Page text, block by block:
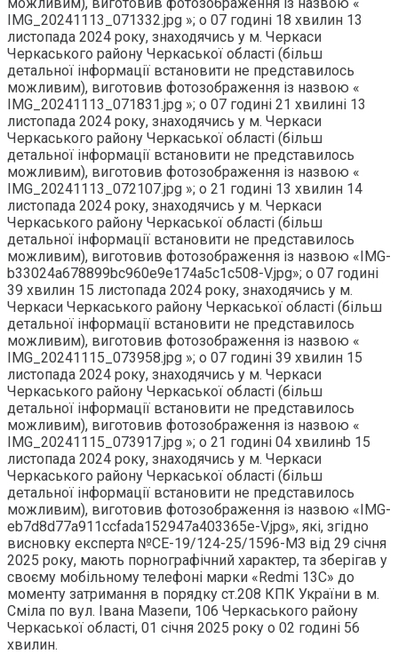
IMG_20241113_071332.jpg »; о 07 годині 18 хвилин 13
листопада 2024 року, знаходячись у м. Черкаси
Черкаського району Черкаської області (більш
детальної інформації встановити не представилось
можливим), виготовив фотозображення із назвою «
IMG_20241113_071831.jpg »; о 07 годині 21 хвилині 13
листопада 2024 року, знаходячись у м. Черкаси
Черкаського району Черкаської області (більш
детальної інформації встановити не представилось
можливим), виготовив фотозображення із назвою «
IMG_20241113_072107.jpg »; о 21 годині 13 хвилин 14
листопада 2024 року, знаходячись у м. Черкаси
Черкаського району Черкаської області (більш
детальної інформації встановити не представилось
можливим), виготовив фотозображення із назвою «IMG-
b33024a678899bc960e9e174a5c1c508-V.jpg»; о 07 годині
39 хвилин 15 листопада 2024 року, знаходячись у м.
Черкаси Черкаського району Черкаської області (більш
детальної інформації встановити не представилось
можливим), виготовив фотозображення із назвою «
IMG_20241115_073958.jpg »; о 07 годині 39 хвилин 15
листопада 2024 року, знаходячись у м. Черкаси
Черкаського району Черкаської області (більш
детальної інформації встановити не представилось
можливим), виготовив фотозображення із назвою «
IMG_20241115_073917.jpg »; о 21 годині 04 хвилинb 15
листопада 2024 року, знаходячись у м. Черкаси
Черкаського району Черкаської області (більш
детальної інформації встановити не представилось
можливим), виготовив фотозображення із назвою «IMG-
eb7d8d77a911ccfada152947a403365e-V.jpg», які, згідно
висновку експерта №СЕ-19/124-25/1596-МЗ від 29 січня
2025 року, мають порнографічний характер, та зберігав у
своєму мобільному телефоні марки «Redmi 13C» до
моменту затримання в порядку ст.208 КПК України в м.
Сміла по вул. Івана Мазепи, 106 Черкаського району
Черкаської області, 01 січня 2025 року о 02 годині 56
хвилин.